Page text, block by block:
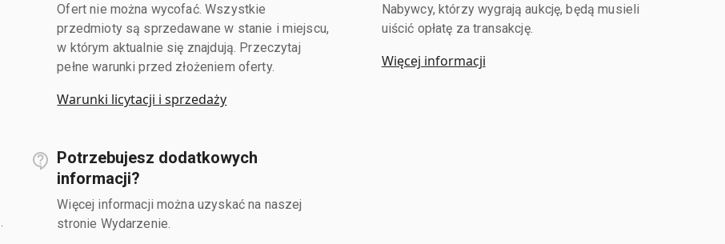
Ofert nie można wycofać. Wszystkie
przedmioty są sprzedawane w stanie i miejscu,
w którym aktualnie się znajdują. Przeczytaj
pełne warunki przed złożeniem oferty.
Warunki licytacji i sprzedaży
Nabywcy, którzy wygrają aukcję, będą musieli
uiścić opłatę za transakcję.
Więcej informacji
Potrzebujesz dodatkowych
informacji?
Więcej informacji można uzyskać na naszej
stronie Wydarzenie.